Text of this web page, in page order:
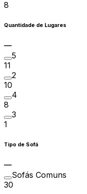
8
Quantidade de Lugares
5
11
2
10
4
8
3
1
Tipo de Sofá
Sofás Comuns
30